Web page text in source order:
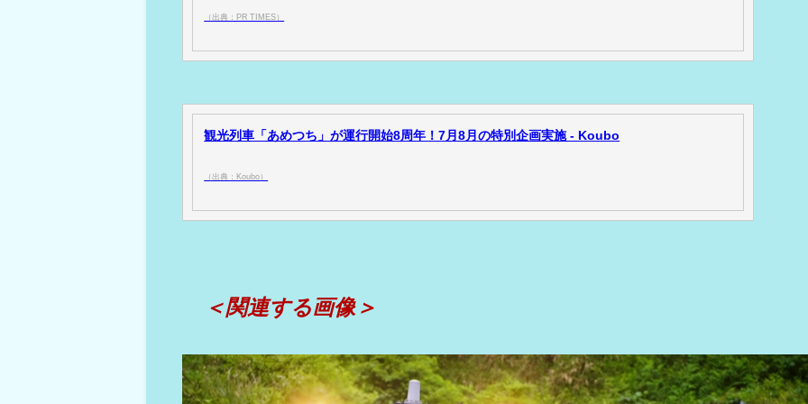
（出典：PR TIMES）
観光列車「あめつち」が運行開始8周年！7月8月の特別企画実施 - Koubo
（出典：Koubo）
＜関連する画像＞